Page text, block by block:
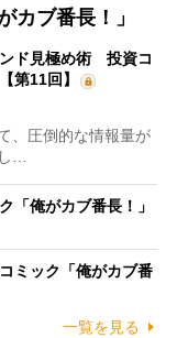
カブ番長！」
ンド見極め術 投資コ
第11回】
、圧倒的な情報量が
…
俺がカブ番長！」
ミック「俺がカブ番
一覧を見る